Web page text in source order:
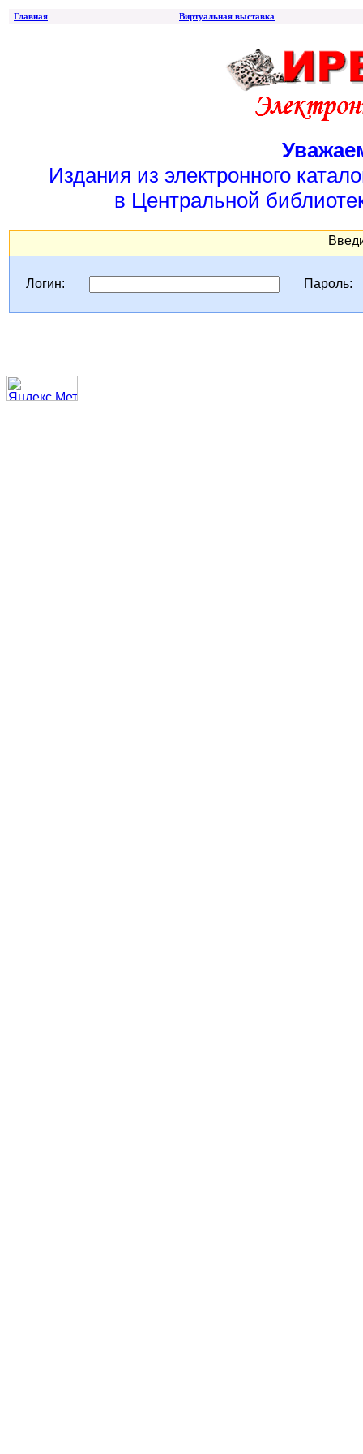
Главная Виртуальная выставка
Издания из электронного
в Центральной
Логин: Пароль: